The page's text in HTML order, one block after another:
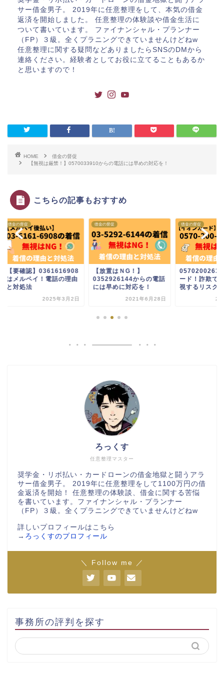
サー借金男子。 2019年に任意整理をして、本気の借金
返済を開始しました。 任意整理の体験談や借金生活に
ついて書いています。 ファイナンシャル・プランナー
（FP）３級。全くプラニングできていませんけどねw
任意整理に関する疑問などありましたらSNSのDMから
連絡ください。経験者としてお役に立てることもあるか
と思いますので！
HOME
借金の督促
【無視は厳禁！】0570033910からの電話には早めの対応を！
こちらの記事もおすすめ
督促
確認】0361616908
ルペイ！電話の理由
処法
2025年3月2日
借金の督促
【放置はＮG！】
0352926144からの電話
には早めに対応を！
2021年6月28日
借金の督促
0570200263はイオ
ード！詐欺ではない
視するリスクと...
2024年9
任意整理マスター
ろっくす
奨学金・リボ払い・カードローンの借金地獄と闘うアラ
サー借金男子。 2019年に任意整理をして1100万円の借
金返済を開始！ 任意整理の体験談、借金に関する苦悩
を書いています。ファイナンシャル・プランナー
（FP）３級。全くプラニングできていませんけどねw
詳しいプロフィールはこちら
→ ろっくすのプロフィール
＼ Follow me ／
事務所の評判を探す